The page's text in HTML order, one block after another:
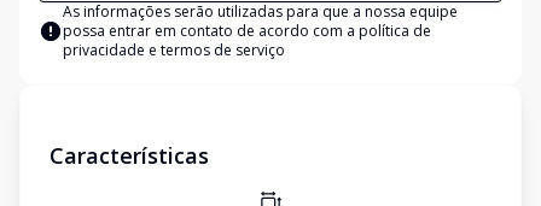
As informações serão utilizadas para que a nossa equipe
possa entrar em contato de acordo com a política de
privacidade e termos de serviço
Características